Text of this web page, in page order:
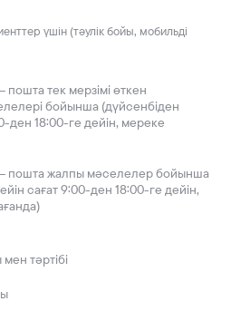
үшін (тәулік бойы, мобильді
тек мерзімі өткен
бойынша (дүйсенбіден
ден 18:00-ге дейін, мереке
пошта жалпы мәселелер бойынша
сағат 9:00-ден 18:00-ге дейін,
тәртібі